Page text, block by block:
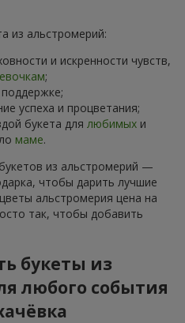
из альстромерий:
и искренности чувств,
;
успеха и процветания;
букета для любимых и
маме.
из альстромерий —
чтобы дарить лучшие
альстромерия цена на
так, чтобы добавить
букеты из
любого события